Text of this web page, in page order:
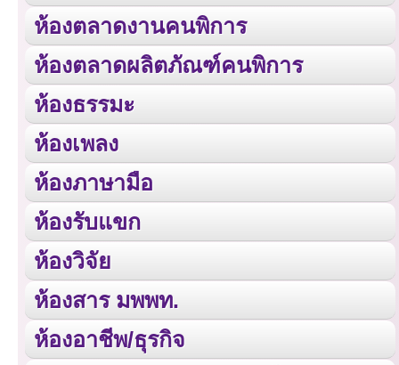
ห้องตลาดงานคนพิการ
ห้องตลาดผลิตภัณฑ์คนพิการ
ห้องธรรมะ
ห้องเพลง
ห้องภาษามือ
ห้องรับแขก
ห้องวิจัย
ห้องสาร มพพท.
ห้องอาชีพ/ธุรกิจ